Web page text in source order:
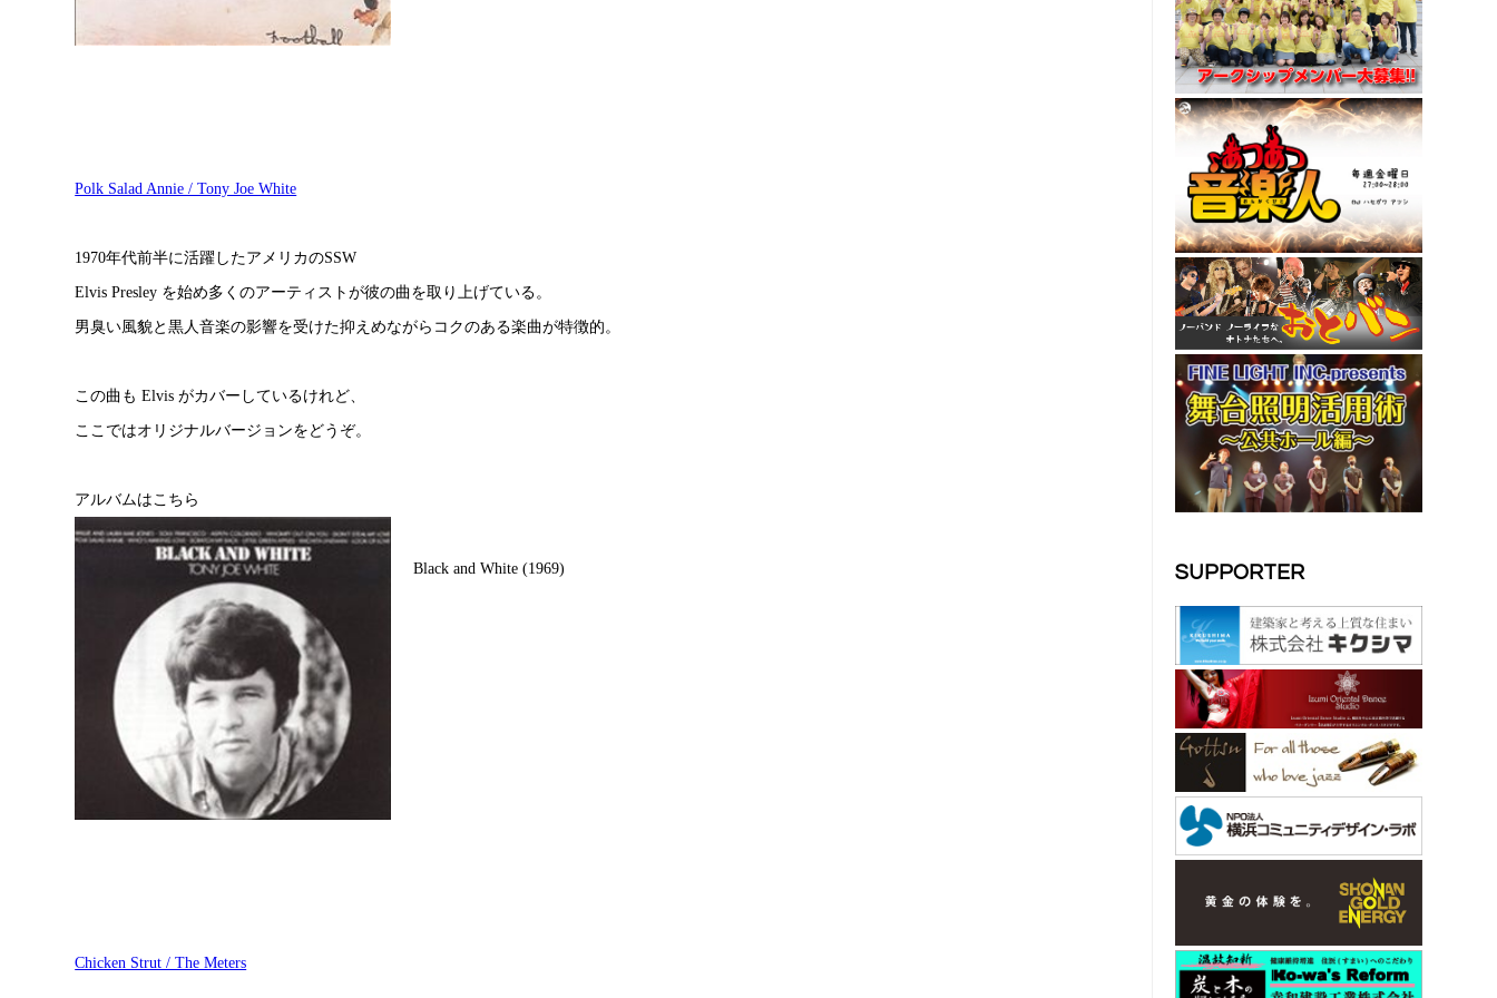
Polk Salad Annie / Tony Joe White
1970年代前半に活躍したアメリカのSSW
Elvis Presley を始め多くのアーティストが彼の曲を取り上げている。
男臭い風貌と黒人音楽の影響を受けた抑えめながらコクのある楽曲が特徴的。
この曲も Elvis がカバーしているけれど、
ここではオリジナルバージョンをどうぞ。
アルバムはこちら
Black and White (1969)
Chicken Strut / The Meters
SUPPORTER